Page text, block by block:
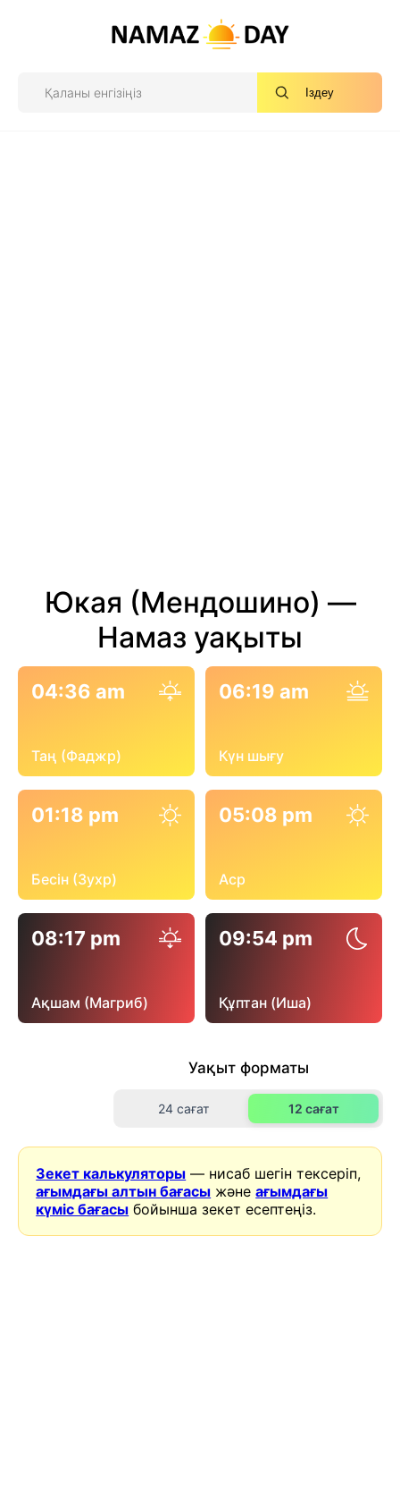
Іздеу
Юкая (Мендошино) —
Намаз уақыты
04:36 am
Таң (Фаджр)
06:19 am
Күн шығу
01:18 pm
Бесін (Зухр)
05:08 pm
Аср
08:17 pm
Ақшам (Магриб)
09:54 pm
Құптан (Иша)
Уақыт форматы
24 сағат 12 сағат
Зекет калькуляторы — нисаб шегін тексеріп,
ағымдағы алтын бағасы жәнеағымдағы
күміс бағасы бойынша зекет есептеңіз.